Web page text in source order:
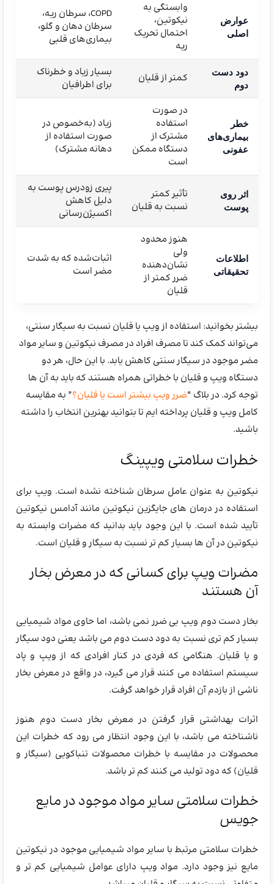
عوارض
اصلی
وابستگی به
نیکوتین،
احتمال تحریک
ریه
COPD، سرطان ریه،
سرطان دهان و گلو،
بیماری‌های قلبی
دود دست
دوم
کمتر از قلیان
بسیار زیاد و خطرناک
برای اطرافیان
خطر
بیماری‌های
عفونی
در صورت
استفاده
مشترک از
دستگاه ممکن
است
زیاد (به‌خصوص در
صورت استفاده از
دهانه مشترک)
اثر روی
پوست
تأثیر کمتر
نسبت به قلیان
پیری زودرس پوست به
دلیل کاهش
اکسیژن‌رسانی
اطلاعات
تحقیقاتی
هنوز محدود
ولی
نشان‌دهنده
ضرر کمتر از
قلیان
اثبات‌شده که به شدت
مضر است
بیشتر بخوانید: استفاده از ویپ یا قلیان نسبت به سیگار سنتی،
می‌تواند کمک کند تا مصرف افراد در مصرف نیکوتین و سایر مواد
مضر موجود در سیگار سنتی کاهش یابد. با این حال، هر دو
دستگاه ویپ و قلیان با خطراتی همراه هستند که باید به آن ها
توجه کرد. در بلاگ “ضرر ویپ بیشتر است یا قلیان؟” به مقایسه
کامل ویپ و قلیان پرداخته ایم تا بتوانید بهترین انتخاب را داشته
باشید.
خطرات سلامتی ویپینگ
نیکوتین به عنوان عامل سرطان شناخته نشده است. ویپ برای
استفاده در درمان های جایگزین نیکوتین مانند آدامس نیکوتین
تأیید شده است. با این وجود باید بدانید که مضرات وابسته به
نیکوتین در آن ها بسیار کم تر نسبت به سیگار و قلیان است.
مضرات ویپ برای کسانی که در معرض بخار
آن هستند
بخار دست دوم ویپ بی ضرر نمی باشد، اما حاوی مواد شیمیایی
بسیار کم تری نسبت به دود دست دوم می باشد یعنی دود سیگار
و یا قلیان. هنگامی که فردی در کنار افرادی که از ویپ و پاد
سیستم استفاده می کنند قرار می گیرد، در واقع در معرض بخار
ناشی از بازدم آن افراد قرار خواهد گرفت.
اثرات بهداشتی قرار گرفتن در معرض بخار دست دوم هنوز
ناشناخته می باشد، با این وجود انتظار می رود که خطرات این
محصولات در مقایسه با خطرات محصولات تنباکویی (سیگار و
قلیان) که دود تولید می کنند کم تر باشد.
خطرات سلامتی سایر مواد موجود در مایع
جویس
خطرات سلامتی مرتبط با سایر مواد شیمیایی موجود در نیکوتین
مایع نیز وجود دارد. مواد ویپ دارای عوامل شیمیایی کم تر و